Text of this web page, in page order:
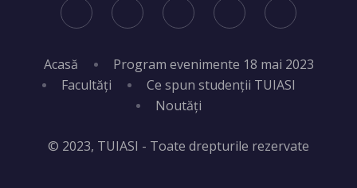
Acasă
Program evenimente 18 mai 2023
Facultăți
Ce spun studenții TUIASI
Noutăți
© 2023, TUIASI - Toate drepturile rezervate